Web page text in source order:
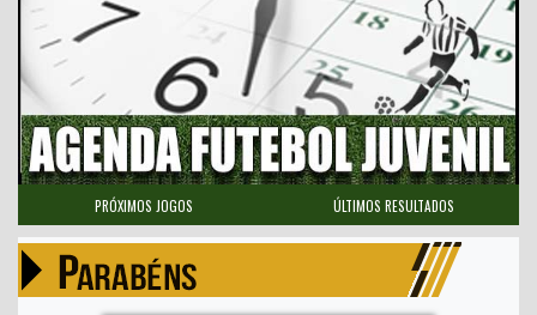
PRÓXIMOS JOGOS ÚLTIMOS RESULTADOS